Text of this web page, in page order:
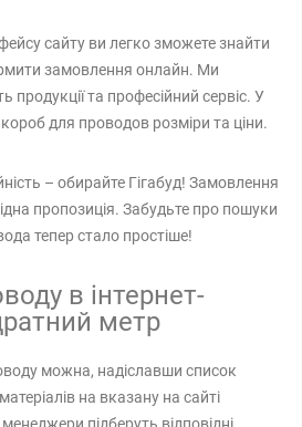
сайту ви легко зможете знайти
замовлення онлайн. Ми
продукції та професійний сервіс. У
для проводов розміри та ціни.
– обирайте Гігабуд! Замовлення
пропозиція. Забудьте про пошуки
тепер стало простіше!
в інтернет-
метр
можна, надіславши список
на вказану на сайті